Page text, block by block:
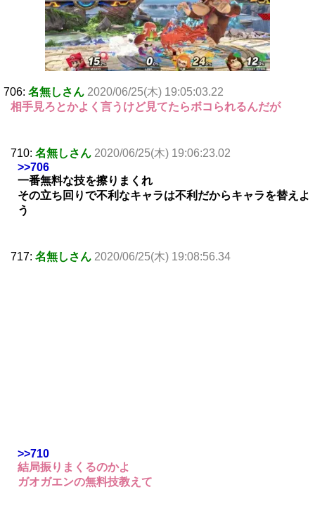
706: 名無しさん 2020/06/25(木) 19:05:03.22
相手見ろとかよく言うけど見てたらボコられるんだが
710: 名無しさん 2020/06/25(木) 19:06:23.02
>>706
一番無料な技を擦りまくれ
その立ち回りで不利なキャラは不利だからキャラを替えよ
う
717: 名無しさん 2020/06/25(木) 19:08:56.34
>>710
結局振りまくるのかよ
ガオガエンの無料技教えて